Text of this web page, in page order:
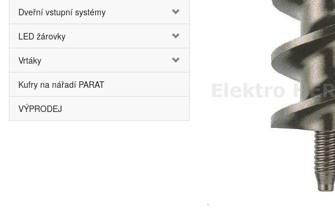
Dveřní vstupní systémy
LED žárovky
Vrtáky
Kufry na nářadí PARAT
VÝPRODEJ